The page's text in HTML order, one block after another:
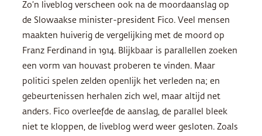
Zo’n liveblog verscheen ook na de moordaanslag op
de Slowaakse minister-president Fico. Veel mensen
maakten huiverig de vergelijking met de moord op
Franz Ferdinand in 1914. Blijkbaar is parallellen zoeken
een vorm van houvast proberen te vinden. Maar
politici spelen zelden openlijk het verleden na; en
gebeurtenissen herhalen zich wel, maar altijd net
anders. Fico overleefde de aanslag, de parallel bleek
niet te kloppen, de liveblog werd weer gesloten. Zoals